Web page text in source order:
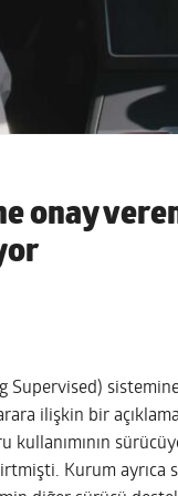
onay
Supervised)
ilişkin bir
kullanımının
Kurum ayrıca